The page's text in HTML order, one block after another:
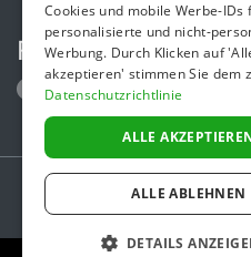
Folge uns
Secure payments
Cookies und mobile Werbe-IDs
personalisierte und nicht-
Werbung. Durch Klicken auf
akzeptieren' stimmen Sie dem
Datenschutzrichtlinie
ALLE
ALLE ABLEHNEN
DETAILS